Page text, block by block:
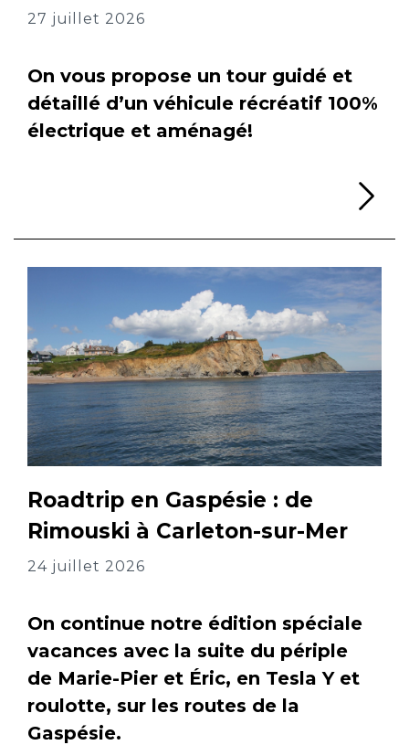
27 juillet 2026
On vous propose un tour guidé et
détaillé d’un véhicule récréatif 100%
électrique et aménagé!
Roadtrip en Gaspésie : de
Rimouski à Carleton-sur-Mer
24 juillet 2026
On continue notre édition spéciale
vacances avec la suite du périple
de Marie-Pier et Éric, en Tesla Y et
roulotte, sur les routes de la
Gaspésie.